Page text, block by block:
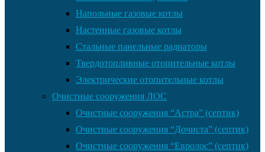
Напольные газовые котлы
Настенные газовые котлы
Стальные панельные радиаторы
Твердотопливные отопительные котлы
Электрические отопительные котлы
Очистные сооружения ЛОС
Очистные сооружения “Астра” (септик)
Очистные сооружения “Дочиста” (септик)
Очистные сооружения “Евролос” (септик)